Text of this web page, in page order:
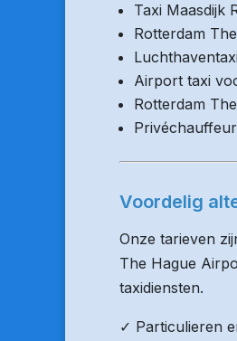
Taxi Maasdijk
Rotterdam
Airport taxi
Rotterdam
Voordelig
Onze tarieven
The Hague
taxidiensten.
✓ Particulieren